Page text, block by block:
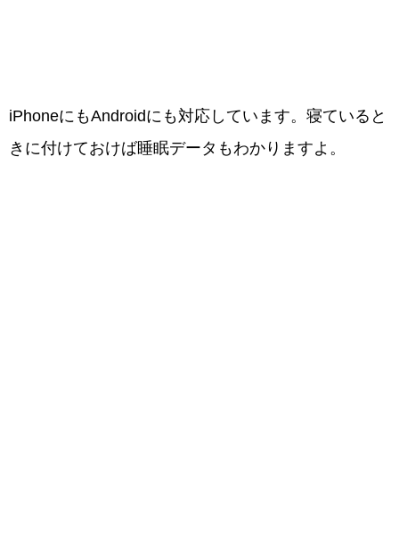
iPhoneにもAndroidにも対応しています。寝ていると
きに付けておけば睡眠データもわかりますよ。